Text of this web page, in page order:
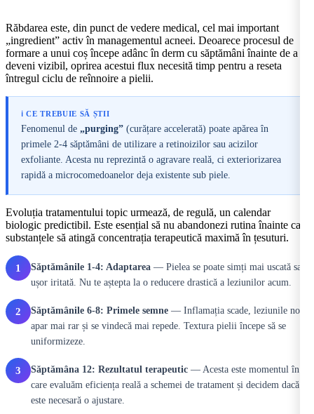
Răbdarea este, din punct de vedere medical, cel mai important
„ingredient” activ în managementul acneei. Deoarece procesul de
formare a unui coș începe adânc în derm cu săptămâni înainte de a
deveni vizibil, oprirea acestui flux necesită timp pentru a reseta
întregul ciclu de reînnoire a pielii.
ℹ️ CE TREBUIE SĂ ȘTII
Fenomenul de „purging” (curățare accelerată) poate apărea în
primele 2-4 săptămâni de utilizare a retinoizilor sau acizilor
exfoliante. Acesta nu reprezintă o agravare reală, ci exteriorizarea
rapidă a microcomedoanelor deja existente sub piele.
Evoluția tratamentului topic urmează, de regulă, un calendar
biologic predictibil. Este esențial să nu abandonezi rutina înainte ca
substanțele să atingă concentrația terapeutică maximă în țesuturi.
1 Săptămânile 1-4: Adaptarea — Pielea se poate simți mai uscată sau
ușor iritată. Nu te aștepta la o reducere drastică a leziunilor acum.
2 Săptămânile 6-8: Primele semne — Inflamația scade, leziunile noi
apar mai rar și se vindecă mai repede. Textura pielii începe să se
uniformizeze.
3 Săptămâna 12: Rezultatul terapeutic — Acesta este momentul în
care evaluăm eficiența reală a schemei de tratament și decidem dacă
este necesară o ajustare.